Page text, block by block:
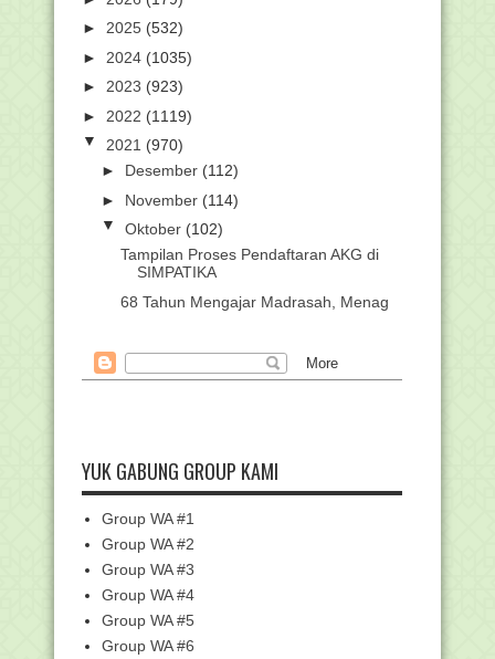
► 2025 (532)
► 2024 (1035)
► 2023 (923)
► 2022 (1119)
▼ 2021 (970)
► Desember (112)
► November (114)
▼ Oktober (102)
Tampilan Proses Pendaftaran AKG di
SIMPATIKA
68 Tahun Mengajar Madrasah, Menag
Cara Cek Kelengkapan Peserta Bimtek
Ponpes Yasin Ba...
Sedikit Evaluasi mengenai Survei
Surat Edaran Percepatan Penyaluran
Dana Insentif 2021
Pelaksanaan Asesmen Guru dan
Tenaga Kependidikan T...
Surat Edaran Pengisian Pendataan
Peserta Bimtek AK...
YUK GABUNG GROUP KAMI
Group WA #1
Group WA #2
Group WA #3
Group WA #4
Group WA #5
Group WA #6